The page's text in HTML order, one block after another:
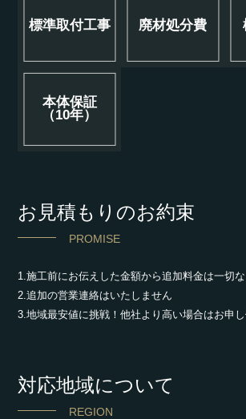
標準取付工事 廃材処分費
本体保証
（10年）
お見積もりのお約束
PROMISE
1.施工前にお伝えした金額から追加料金は一切な
2.追加の営業連絡はいたしません
3.地域最安値に挑戦！他社より高い場合はお申
対応地域について
REGION